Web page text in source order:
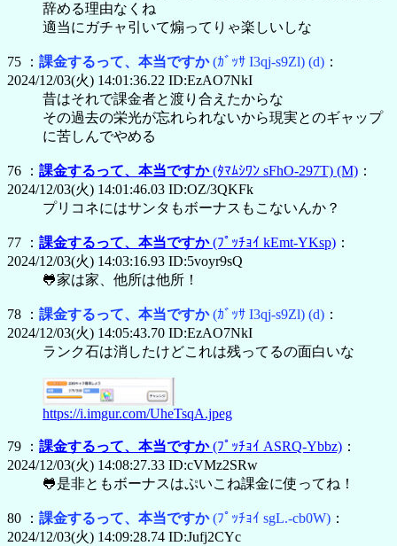
辞める理由なくね
適当にガチャ引いて煽ってりゃ楽しいしな
75 ： 課金するって、本当ですか(ｶﾞｯｻ I3qj-s9Zl) (d) ：
2024/12/03(火) 14:01:36.22 ID:EzAO7NkI
昔はそれで課金者と渡り合えたからな
その過去の栄光が忘れられないから現実とのギャップ
に苦しんでやめる
76 ： 課金するって、本当ですか(ﾀﾏﾑｼﾜﾝ sFhO-297T) (M) ：
2024/12/03(火) 14:01:46.03 ID:OZ/3QKFk
プリコネにはサンタもボーナスもこないんか？
77 ： 課金するって、本当ですか(ﾌﾟｯﾁｮｲ kEmt-YKsp) ：
2024/12/03(火) 14:03:16.93 ID:5voyr9sQ
🐸家は家、他所は他所！
78 ： 課金するって、本当ですか(ｶﾞｯｻ I3qj-s9Zl) (d) ：
2024/12/03(火) 14:05:43.70 ID:EzAO7NkI
ランク石は消したけどこれは残ってるの面白いな
https://i.imgur.com/UheTsqA.jpeg
79 ： 課金するって、本当ですか(ﾌﾟｯﾁｮｲ ASRQ-Ybbz) ：
2024/12/03(火) 14:08:27.33 ID:cVMz2SRw
🐸是非ともボーナスはぷいこね課金に使ってね！
80 ： 課金するって、本当ですか(ﾌﾟｯﾁｮｲ sgL.-cb0W) ：
2024/12/03(火) 14:09:28.74 ID:Jufj2CYc